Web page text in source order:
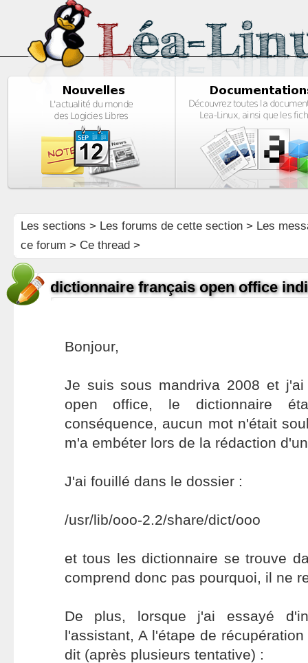
Les sections > Les forums de cette section> Les
ce forum > Ce thread >
dictionnaire français open office
Bonjour,
Je suis sous mandriva 2008 et
open office, le dictionnaire
conséquence, aucun mot n'était
m'a embéter lors de la rédaction
J'ai fouillé dans le dossier :
/usr/lib/ooo-2.2/share/dict/ooo
et tous les dictionnaire se trouve
comprend donc pas pourquoi, il ne
De plus, lorsque j'ai essayé
l'assistant, A l'étape de
dit (après plusieurs tentative) :